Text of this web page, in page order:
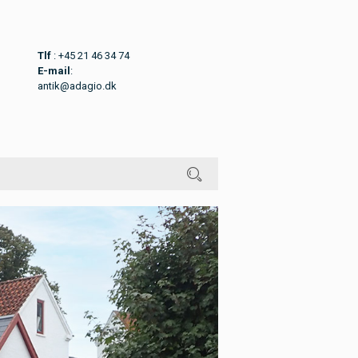
Tlf: +45 21 46 34 74
E-mail :
antik@adagio.dk